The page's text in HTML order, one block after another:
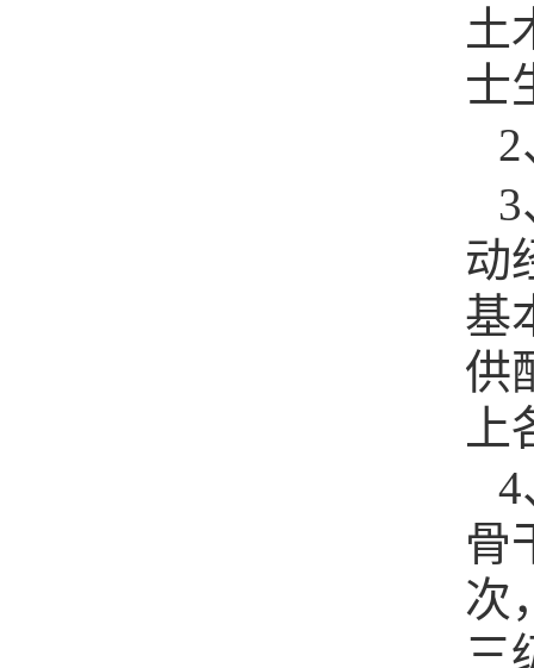
土
士
2
3
动
基
供
4
骨
次
三